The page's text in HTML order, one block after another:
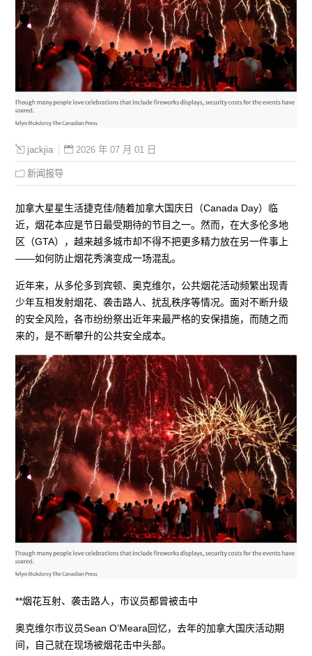
jackjia 2026 年 07 月 01 日
新闻报导
加拿大星星生活捷克佳/随着加拿大国庆日（Canada Day）临
近，烟花本应是节日最受期待的节目之一。然而，在大多伦多地
区（GTA），越来越多城市却不得不把更多精力放在另一件事上
——如何防止烟花秀演变成一场混乱。
近年来，从多伦多到宾顿、奥克维尔，公共烟花活动频繁出现青
少年互相发射烟花、袭击路人、扰乱秩序等情况。面对不断升级
的安全风险，各市纷纷祭出近年来最严格的安保措施，而随之而
来的，是不断攀升的公共安全成本。
**烟花互射、袭击路人，市议员都曾被击中
奥克维尔市议员Sean O’Meara回忆，去年的加拿大国庆活动期
间，自己就在现场被烟花击中头部。